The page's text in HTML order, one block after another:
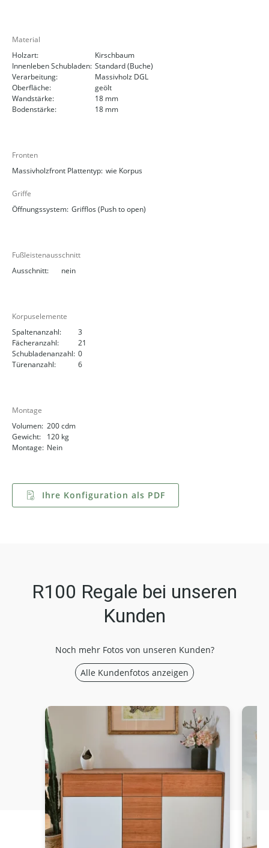
Material
Holzart:
Kirschbaum
Innenleben Schubladen: Standard (Buche)
Verarbeitung:
Massivholz DGL
Oberfläche:
geölt
Wandstärke:
18 mm
Bodenstärke:
18 mm
Fronten
Massivholzfront Plattentyp: wie Korpus
Griffe
Öffnungssystem: Grifflos (Push to open)
Fußleistenausschnitt
Ausschnitt:
nein
Korpuselemente
Spaltenanzahl:
3
Fächeranzahl:
21
Schubladenanzahl: 0
Türenanzahl:
6
Montage
Volumen: 200 cdm
Gewicht:
120 kg
Montage: Nein
Ihre Konfiguration als PDF
R100 Regale bei unseren
Kunden
Noch mehr Fotos von unseren Kunden?
Alle Kundenfotos anzeigen